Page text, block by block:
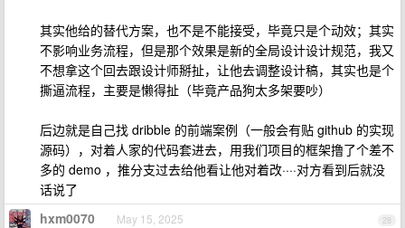
其实他给的替代方案，也不是不能接受，毕竟只是个动效；其实
不影响业务流程，但是那个效果是新的全局设计设计规范，我又
不想拿这个回去跟设计师掰扯，让他去调整设计稿，其实也是个
撕逼流程，主要是懒得扯（毕竟产品狗太多架要吵）
后边就是自己找 dribble 的前端案例（一般会有贴 github 的实现
源码），对着人家的代码套进去，用我们项目的框架撸了个差不
多的 demo ，推分支过去给他看让他对着改····对方看到后就没
话说了
28
hxm0070 May 15, 2025